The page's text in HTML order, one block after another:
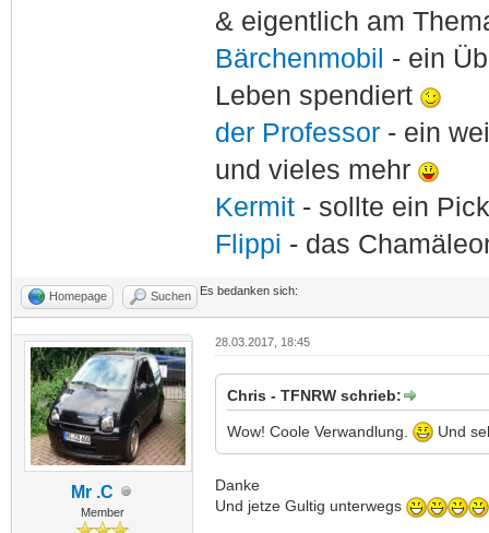
& eigentlich am
Bärchenmobil - ein
Leben spendiert
der Professor - ein
und vieles mehr
Kermit- sollte ein
Flippi - das
Homepage Suchen Es bedanken sich:
Mr .C
Member
28.03.2017, 18:45
Chris - TFNRW schrieb:
Wow! Coole Verwandlung. Und
Danke
Und jetze Gultig unterwegs